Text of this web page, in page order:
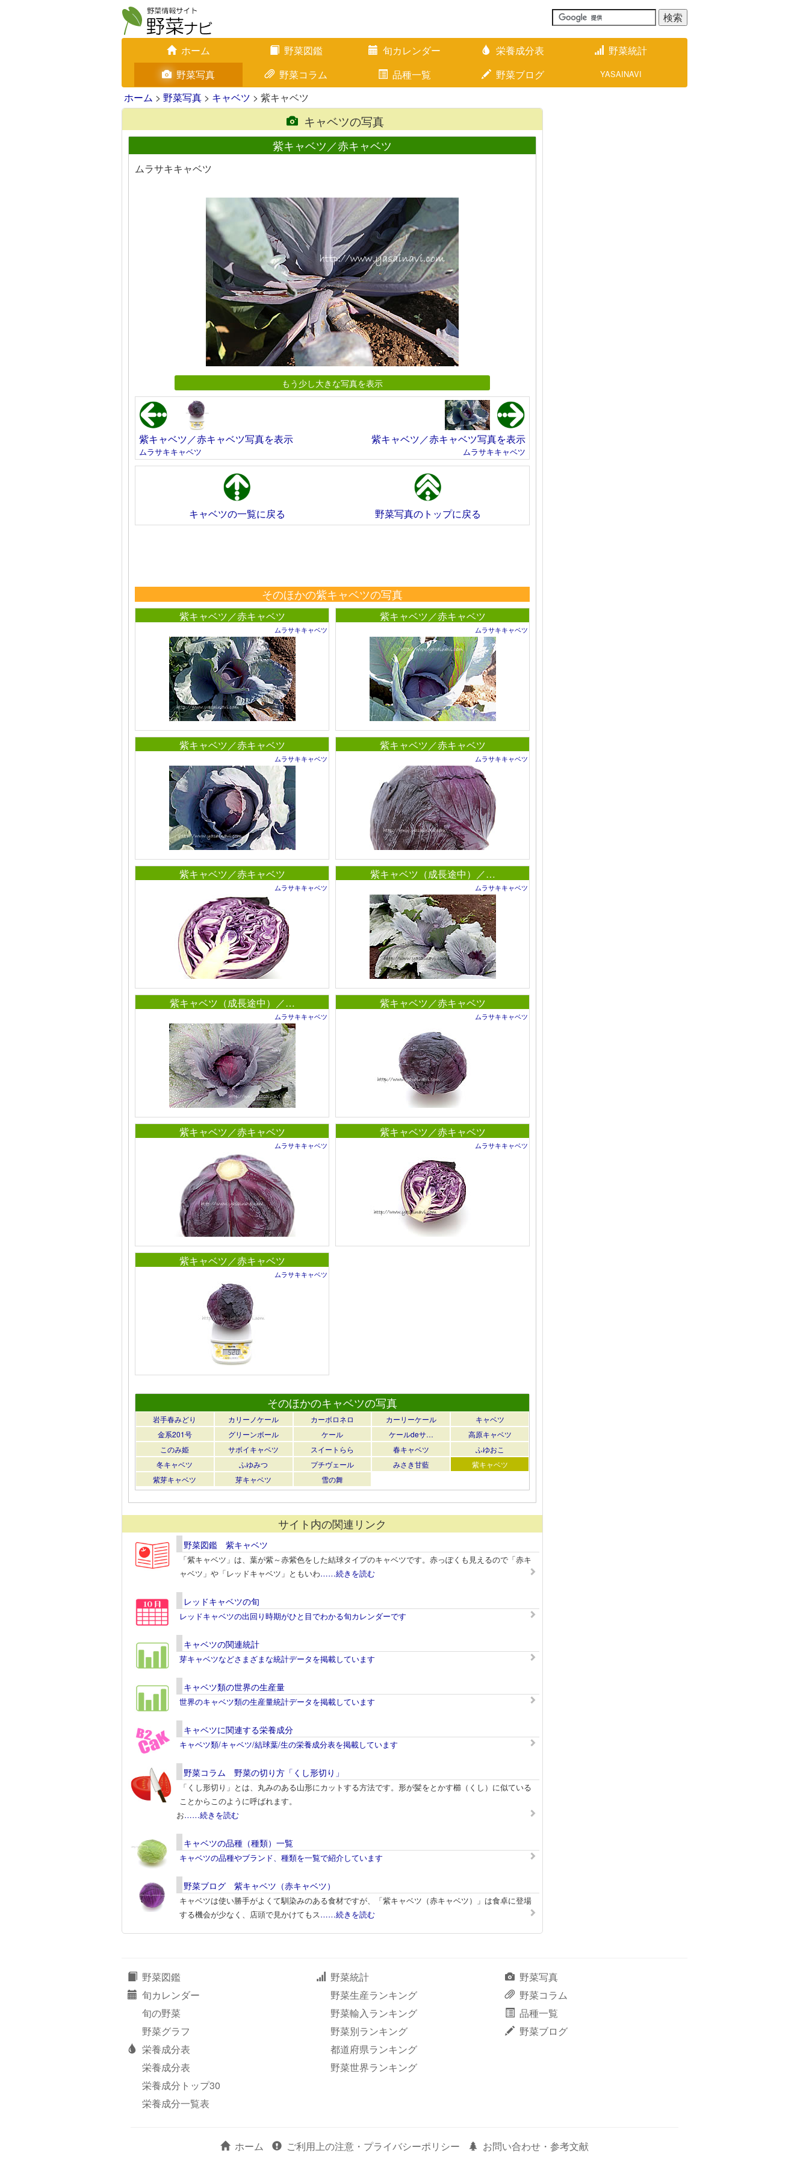
ホーム 野菜図鑑 旬カレンダー 栄養成分表
野菜統計
野菜写真
野菜コラム 品種一覧 野菜ブログ YASAINAVI
ホーム > 野菜写真 > キャベツ > 紫キャベツ
キャベツの写真
紫キャベツ／赤キャベツ
ムラサキキャベツ
もう少し大きな写真を表示
紫キャベツ／赤キャベツ写真を表示
ムラサキキャベツ
紫キャベツ／赤キャベツ写真を表示
ムラサキキャベツ
キャベツの一覧に戻る 野菜写真のトップに戻る
そのほかの紫キャベツの写真
紫キャベツ／赤キャベツ
ムラサキキャベツ
紫キャベツ／赤キャベツ
ムラサキキャベツ
紫キャベツ／赤キャベツ
ムラサキキャベツ
紫キャベツ／赤キャベツ
ムラサキキャベツ
紫キャベツ／赤キャベツ
ムラサキキャベツ
紫キャベツ（成長途中）／…
ムラサキキャベツ
紫キャベツ（成長途中）／…
ムラサキキャベツ
紫キャベツ／赤キャベツ
ムラサキキャベツ
紫キャベツ／赤キャベツ
ムラサキキャベツ
紫キャベツ／赤キャベツ
ムラサキキャベツ
紫キャベツ／赤キャベツ
ムラサキキャベツ
そのほかのキャベツの写真
岩手春みどり カリーノケール カーボロネロ カーリーケール
キャベツ
金系201号
グリーンボール ケール ケールdeサ…
高原キャベツ
このみ姫
サボイキャベツ スイートらら 春キャベツ
ふゆおこ
冬キャベツ
ふゆみつ プチヴェール みさき甘藍
紫キャベツ
紫芽キャベツ
芽キャベツ 雪の舞
サイト内の関連リンク
野菜図鑑 紫キャベツ
「紫キャベツ」は、葉が紫～赤紫色をした結球タイプのキャベツです。赤っぽくも見えるので「赤キ
ャベツ」や「レッドキャベツ」ともいわ……続きを読む
レッドキャベツの旬
レッドキャベツの出回り時期がひと目でわかる旬カレンダーです
キャベツの関連統計
芽キャベツなどさまざまな統計データを掲載しています
キャベツ類の世界の生産量
世界のキャベツ類の生産量統計データを掲載しています
キャベツに関連する栄養成分
キャベツ類/キャベツ/結球葉/生の栄養成分表を掲載しています
野菜コラム 野菜の切り方「くし形切り」
「くし形切り」とは、丸みのある山形にカットする方法です。形が髪をとかす櫛（くし）に似ている
ことからこのように呼ばれます。
お……続きを読む
キャベツの品種（種類）一覧
キャベツの品種やブランド、種類を一覧で紹介しています
野菜ブログ 紫キャベツ（赤キャベツ）
キャベツは使い勝手がよくて馴染みのある食材ですが、「紫キャベツ（赤キャベツ）」は食卓に登場
する機会が少なく、店頭で見かけてもス……続きを読む
野菜図鑑
旬カレンダー
旬の野菜
野菜グラフ
栄養成分表
栄養成分表
栄養成分トップ30
栄養成分一覧表
野菜統計
野菜生産ランキング
野菜輸入ランキング
野菜別ランキング
都道府県ランキング
野菜世界ランキング
野菜写真
野菜コラム
品種一覧
野菜ブログ
ホーム ご利用上の注意・プライバシーポリシー お問い合わせ・参考文献